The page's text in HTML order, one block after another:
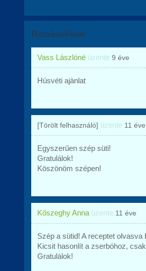
Hozzászólások
Vass Lászlóné üzente 9 éve
Húsvéti ajànlat
[Törölt felhasználó] üzente 11 éve
Egyszerűen szép süti!
Gratulálok!
Köszönöm szépen!
Kőszeghy Anna üzente 11 éve
Szép a sütid! A receptet olvasva
Kicsit hasonlít a zserbóhoz,
Gratulálok!